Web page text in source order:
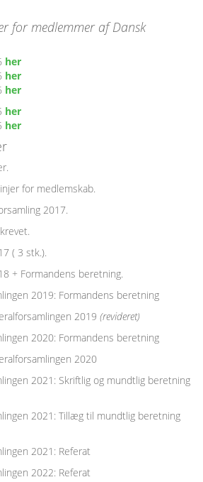
for medlemmer af Dansk
her
her
her
her
her
for medlemskab.
2017.
( 3 stk.).
+ Formandens beretning.
2019: Formandens beretning
2019 (revideret)
2020: Formandens beretning
2020
2021: Skriftlig og mundtlig beretning
2021: Tillæg til mundtlig beretning
2021: Referat
2022: Referat